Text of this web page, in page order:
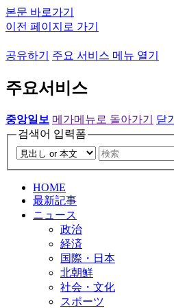
본문 바로가기
이전 페이지로 가기
공유하기 주요 서비스 메뉴 열기
주요서비스
중앙일보 메가메뉴로 돌아가기
닫기
검색어 입력폼
HOME
最新記事
ニュース
政治
経済
国際・日本
北朝鮮
社会・文化
スポーツ